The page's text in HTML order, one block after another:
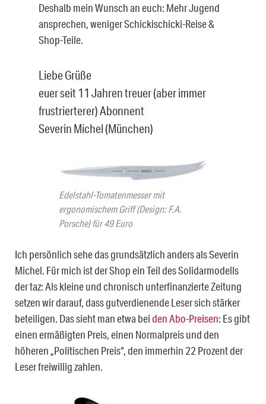
Deshalb mein Wunsch an euch: Mehr Jugend
ansprechen, weniger Schickischicki-Reise &
Shop-Teile.
Liebe Grüße
euer seit 11 Jahren treuer (aber immer
frustrierterer) Abonnent
Severin Michel (München)
Edelstahl-Tomatenmesser mit
ergonomischem Griff (Design: F.A.
Porsche) für 49 Euro
Ich persönlich sehe das grundsätzlich anders als Severin
Michel. Für mich ist der Shop ein Teil des Solidarmodells
der taz: Als kleine und chronisch unterfinanzierte Zeitung
setzen wir darauf, dass gutverdienende Leser sich stärker
beteiligen. Das sieht man etwa beiden Abo-Preisen: Es gibt
einen ermäßigten Preis, einen Normalpreis und den
höheren „Politischen Preis“, den immerhin 22 Prozent der
Leser freiwillig zahlen.